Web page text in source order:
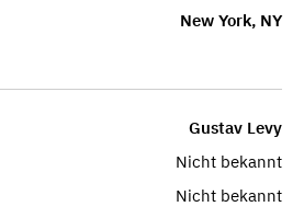
New York, NY
Gustav Levy
Nicht bekannt
Nicht bekannt